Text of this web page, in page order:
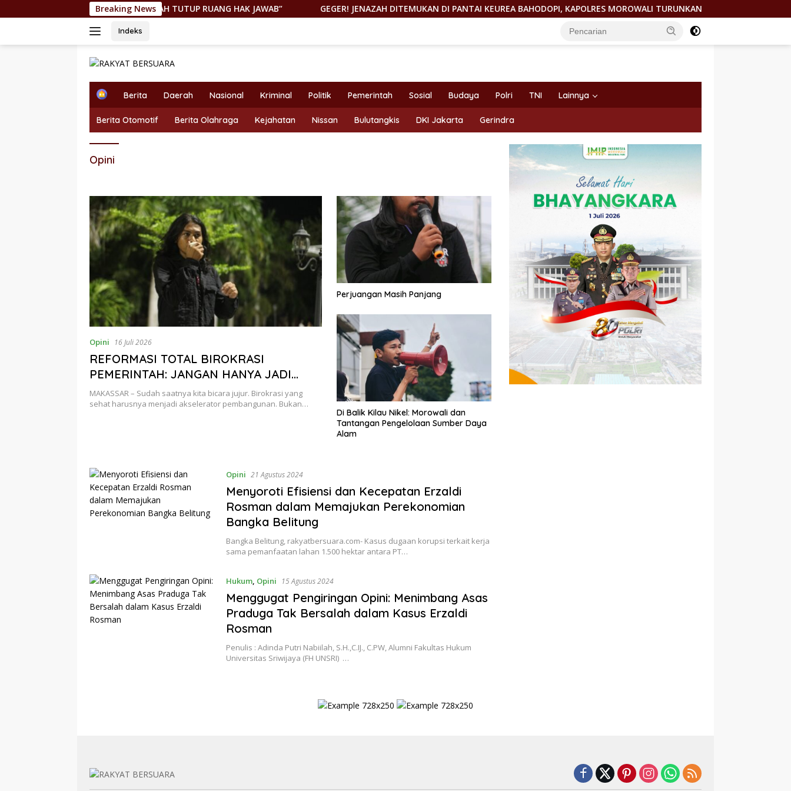
ke
Breaking News
“KAMI TIDAK PERNAH TUTUP RUANG HAK JAWAB” GEGER! JENAZAH DITEMUKAN DI PANTAI KEUREA BAHODOPI, KAPOLRES MOROWALI TURUNKAN TIM INAFIS
Indeks
H
m
e
Berita Daerah Nasional Kriminal Politik Pemerintah Sosial Budaya Polri TNI Lainnya
Berita Otomotif Berita Olahraga Kejahatan Nissan Bulutangkis DKI Jakarta Gerindra
Opini
Opini 16 Juli 2026
REFORMASI TOTAL BIROKRASI
PEMERINTAH: JANGAN HANYA JADI
BIROKRASI PAJANGAN
MAKASSAR – Sudah saatnya kita bicara jujur. Birokrasi yang
sehat harusnya menjadi akselerator pembangunan. Bukan…
Perjuangan Masih Panjang
Di Balik Kilau Nikel: Morowali dan
Tantangan Pengelolaan Sumber Daya
Alam
Opini 21 Agustus 2024
Menyoroti Efisiensi dan Kecepatan Erzaldi
Rosman dalam Memajukan Perekonomian
Bangka Belitung
Bangka Belitung, rakyatbersuara.com- Kasus dugaan korupsi terkait kerja
sama pemanfaatan lahan 1.500 hektar antara PT…
Hukum, Opini 15 Agustus 2024
Menggugat Pengiringan Opini: Menimbang Asas
Praduga Tak Bersalah dalam Kasus Erzaldi
Rosman
Penulis : Adinda Putri Nabiilah, S.H.,C.IJ., C.PW, Alumni Fakultas Hukum
Universitas Sriwijaya (FH UNSRI) …